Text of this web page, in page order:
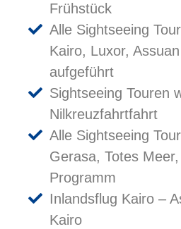
Frühstück
Alle Sightseeing
Kairo, Luxor,
aufgeführt
Sightseeing Touren
Nilkreuzfahrtfahrt
Alle Sightseeing
Gerasa, Totes
Programm
Inlandsflug Kairo –
Kairo